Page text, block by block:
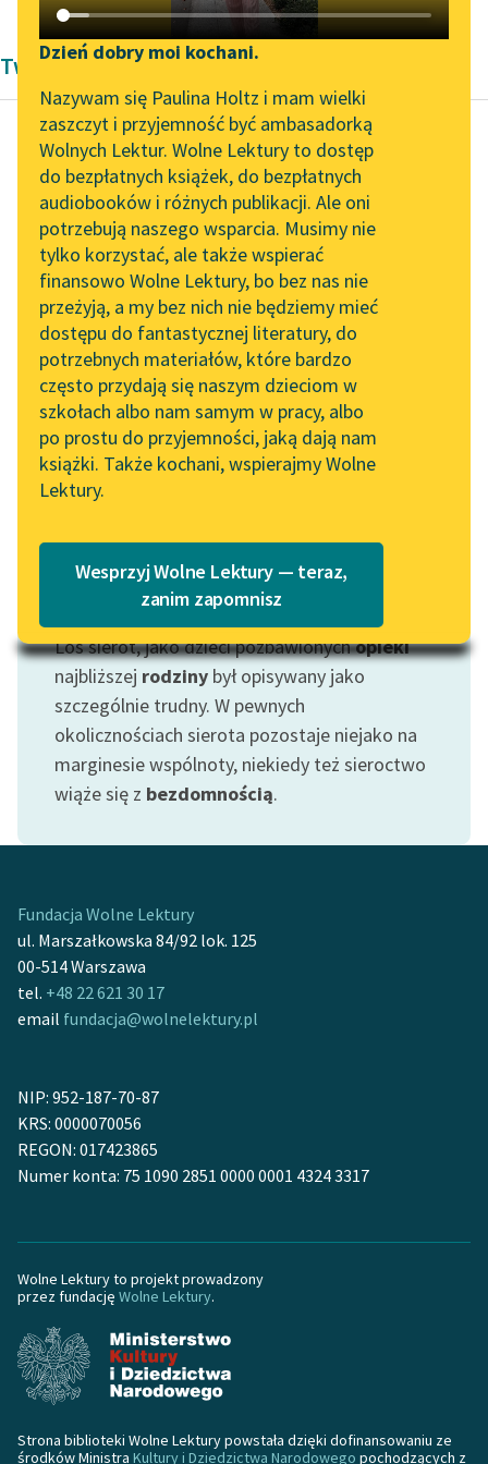
Katalog DAISY
Podkasty o książkach
Zgłoś brak utworu
Aktualności
Zapraszamy na spotkanie
online z tłumaczkami
literatury skandynawskiej
Spotkanie z Katarzyną
Tunkiel w Oslo
Wolne Lektury na 32.
Pol’and’Rock Festivalu
„Kochanek Lady
Chatterley” do słuchania
na Wolnych Lekturach
Nowy audiobook –
„Marzenie o Oriencie”
Lektury szkolne i klasyka
literatury do słuchania dla
uczennic i uczniów z
niepełnosprawnościami
E-kolekcja lektur
szkolnych i literatury do
uczniów z
Feministyczne inspiracje.
Popularyzacja
skandynawskiej literatury
feministycznej
twórców przechodzących
do domeny publicznej,
lektur szkolnych oraz
Starego Testamentu
Szkoła Poezji Wolnych
Lektur
Narzędzia
Mapa Wolnych Lektur
Leśmianator
Przewodnik dla piszących i
czytających
API
OAI-PMH
Widget Wolnych Lektur
Przypisy
Katalog w formacie PDF
O nas
Kontakt
O projekcie
Dzień dobry moi kochani.
Nazywam się Paulina Holtz i mam wielki
zaszczyt i przyjemność być ambasadorką
Wolnych Lektur. Wolne Lektury to dostęp
do bezpłatnych książek, do bezpłatnych
audiobooków i różnych publikacji. Ale oni
potrzebują naszego wsparcia. Musimy nie
tylko korzystać, ale także wspierać
finansowo Wolne Lektury, bo bez nas nie
przeżyją, a my bez nich nie będziemy mieć
dostępu do fantastycznej literatury, do
potrzebnych materiałów, które bardzo
często przydają się naszym dzieciom w
szkołach albo nam samym w pracy, albo
po prostu do przyjemności, jaką dają nam
książki. Także kochani, wspierajmy Wolne
Lektury.
Wesprzyj Wolne Lektury — teraz,
zanim zapomnisz
Twórczość Frances Hodgson Burnett
Frances Hodgson Burnett
Mała księżniczka
— Ja nie przyjmuję tej
odpowiedzialności…
nikt mi nie może jej
narzucić! — krzyknęła
miss Minchin,
pobladłszy...
Czytaj więcej
Motyw: Sierota
Los sierot, jako dzieci pozbawionychopieki
najbliższej rodziny był opisywany jako
szczególnie trudny. W pewnych
okolicznościach sierota pozostaje niejako na
marginesie wspólnoty, niekiedy też sieroctwo
wiąże się z bezdomnością.
Fundacja Wolne Lektury
ul. Marszałkowska 84/92 lok. 125
00-514 Warszawa
tel. +48 22 621 30 17
email fundacja@wolnelektury.pl
NIP: 952-187-70-87
KRS: 0000070056
REGON: 017423865
Numer konta: 75 1090 2851 0000 0001 4324 3317
Wolne Lektury to projekt prowadzony
przez fundację Wolne Lektury.
Strona biblioteki Wolne Lektury powstała dzięki dofinansowaniu ze
środków Ministra Kultury i Dziedzictwa Narodowego pochodzących z